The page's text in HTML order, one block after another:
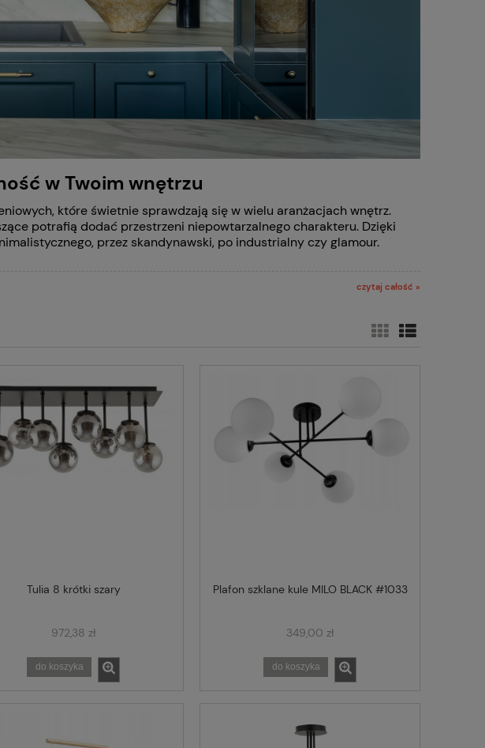
w Twoim wnętrzu
które świetnie sprawdzają się w wielu aranżacjach wnętrz.
potrafią dodać przestrzeni niepowtarzalnego charakteru. Dzięki
przez skandynawski, po industrialny czy glamour.
czytaj całość »
Tulia 8 krótki szary
972,38 zł
do koszyka
Plafon szklane kule MILO BLACK #1033
349,00 zł
do koszyka